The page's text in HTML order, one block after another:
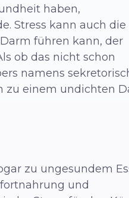
haben,
Stress kann auch die
führen kann, der
ob das nicht schon
namens
zu einem undichten
zu ungesundem
und